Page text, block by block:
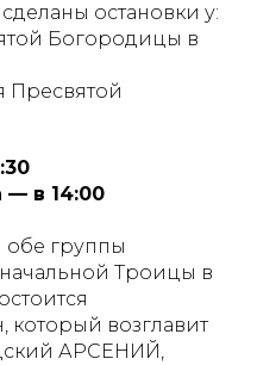
остановки у:
Богородицы в
Пресвятой
— в 14:00
группы
Троицы в
возглавит
АРСЕНИЙ,